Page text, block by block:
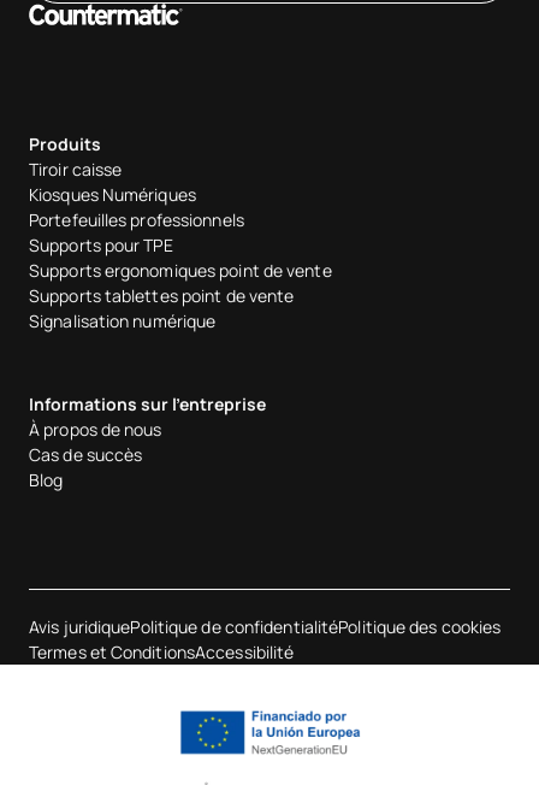
Voir les produits
Produits
Tiroir caisse
Kiosques Numériques
Portefeuilles professionnels
Supports pour TPE
Supports ergonomiques point de vente
Supports tablettes point de vente
Signalisation numérique
Informations sur l'entreprise
À propos de nous
Cas de succès
Blog
Avis juridiquePolitique de confidentialitéPolitique des cookies
Termes et ConditionsAccessibilité